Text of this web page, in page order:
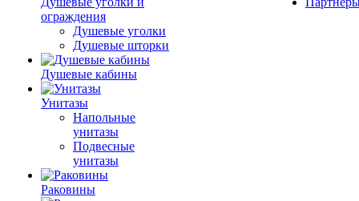
ограждения
Душевые уголки
Душевые шторки
Душевые кабины
Унитазы
Напольные
унитазы
Подвесные
унитазы
Раковины